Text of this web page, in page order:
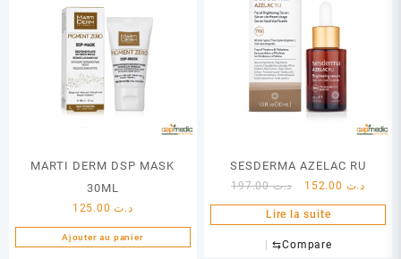
MARTI DERM DSP MASK
30ML
د.ت125.00
Ajouter au panier
SESDERMA AZELAC RU
د.ت197.00
Le
prix
initial
était :
د.ت
prix
actuel
Lire la suite
⇆Compare